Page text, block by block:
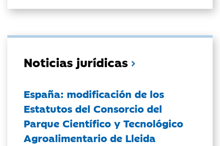
Noticias jurídicas
España: modificación de los
Estatutos del Consorcio del
Parque Científico y Tecnológico
Agroalimentario de Lleida